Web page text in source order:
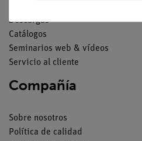
Descargas
Catálogos
Seminarios web & vídeos
Servicio al cliente
Compañía
Sobre nosotros
Política de calidad